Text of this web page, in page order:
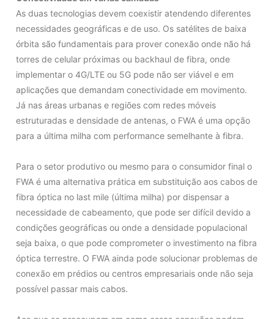
As duas tecnologias devem coexistir atendendo diferentes
necessidades geográficas e de uso. Os satélites de baixa
órbita são fundamentais para prover conexão onde não há
torres de celular próximas ou backhaul de fibra, onde
implementar o 4G/LTE ou 5G pode não ser viável e em
aplicações que demandam conectividade em movimento.
Já nas áreas urbanas e regiões com redes móveis
estruturadas e densidade de antenas, o FWA é uma opção
para a última milha com performance semelhante à fibra.
Para o setor produtivo ou mesmo para o consumidor final o
FWA é uma alternativa prática em substituição aos cabos de
fibra óptica no last mile (última milha) por dispensar a
necessidade de cabeamento, que pode ser difícil devido a
condições geográficas ou onde a densidade populacional
seja baixa, o que pode comprometer o investimento na fibra
óptica terrestre. O FWA ainda pode solucionar problemas de
conexão em prédios ou centros empresariais onde não seja
possível passar mais cabos.